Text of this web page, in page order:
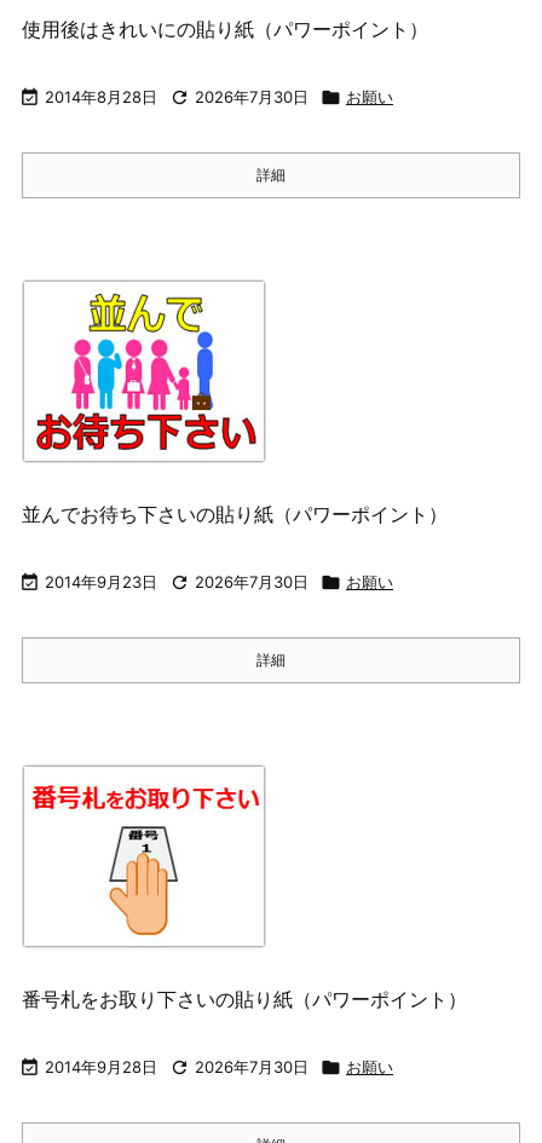
使用後はきれいにの貼り紙（パワーポイント）
 2014年8月28日  2026年7月30日  お願い
詳細
並んでお待ち下さいの貼り紙（パワーポイント）
 2014年9月23日  2026年7月30日  お願い
詳細
番号札をお取り下さいの貼り紙（パワーポイント）
 2014年9月28日  2026年7月30日  お願い